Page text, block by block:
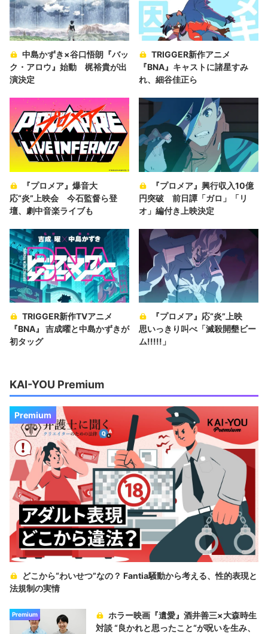
中島かずき×谷口悟朗『バッ
ク・アロウ』始動 梶裕貴が出
演決定
TRIGGER新作アニメ
『BNA』キャストに諸星すみ
れ、細谷佳正ら
『プロメア』爆音大
応“炎”上映会 今石監督ら登
壇、劇中音楽ライブも
『プロメア』興行収入10億
円突破 前日譚「ガロ」「リ
オ」編付き上映決定
TRIGGER新作TVアニメ
『BNA』 吉成曜と中島かずきが
初タッグ
『プロメア』応“炎”上映
思いっきり叫べ「滅殺開墾ビー
ム!!!!!」
KAI-YOU Premium
Premium
どこから“わいせつ”なの？ Fantia騒動から考える、性的表現と
法規制の実情
Premium
ホラー映画『遺愛』酒井善三×大森時生
対談 “良かれと思ったこと“が呪いを生み、